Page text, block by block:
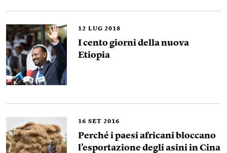
12 LUG 2018
I cento giorni della nuova
Etiopia
16 SET 2016
Perché i paesi africani bloccano
l’esportazione degli asini in Cina